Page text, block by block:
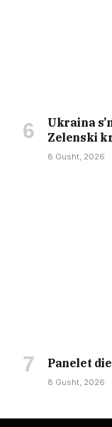
Ukraina
Zelenski
8 Gusht, 2026
Panelet
8 Gusht, 2026